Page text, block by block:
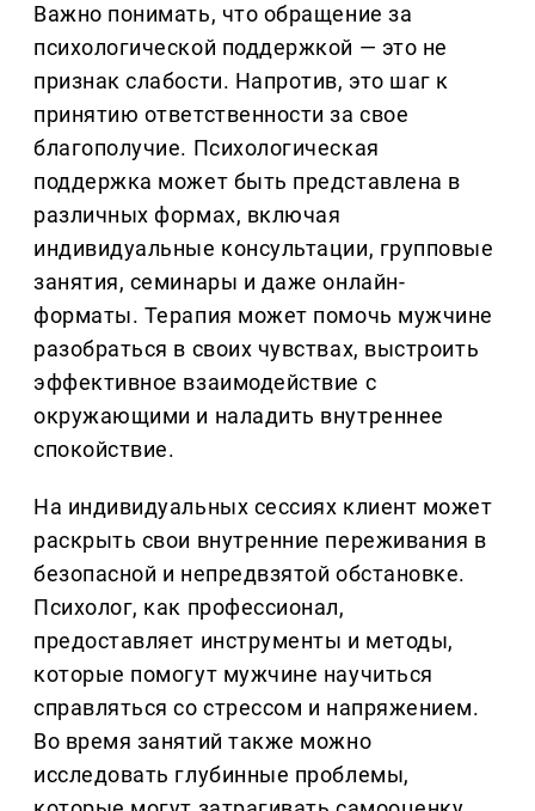
Важно понимать, что обращение за
психологической поддержкой — это не
признак слабости. Напротив, это шаг к
принятию ответственности за свое
благополучие. Психологическая
поддержка может быть представлена в
различных формах, включая
индивидуальные консультации, групповые
занятия, семинары и даже онлайн-
форматы. Терапия может помочь мужчине
разобраться в своих чувствах, выстроить
эффективное взаимодействие с
окружающими и наладить внутреннее
спокойствие.
На индивидуальных сессиях клиент может
раскрыть свои внутренние переживания в
безопасной и непредвзятой обстановке.
Психолог, как профессионал,
предоставляет инструменты и методы,
которые помогут мужчине научиться
справляться со стрессом и напряжением.
Во время занятий также можно
исследовать глубинные проблемы,